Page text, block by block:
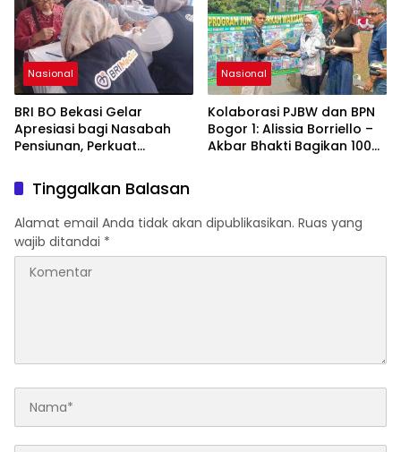
Nasional
BRI BO Bekasi Gelar
Apresiasi bagi Nasabah
Pensiunan, Perkuat
Nasional
Kolaborasi PJBW dan BPN
Bogor 1: Alissia Borriello –
Akbar Bhakti Bagikan 100
Tinggalkan Balasan
Alamat email Anda tidak akan dipublikasikan. Ruas yang
wajib ditandai *